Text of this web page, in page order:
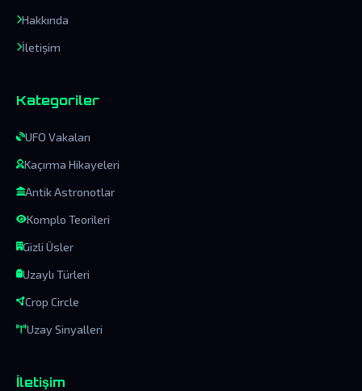
Hakkında
İletişim
Kategoriler
UFO Vakaları
Kaçırma Hikayeleri
Antik Astronotlar
Komplo Teorileri
Gizli Üsler
Uzaylı Türleri
Crop Circle
Uzay Sinyalleri
İletişim